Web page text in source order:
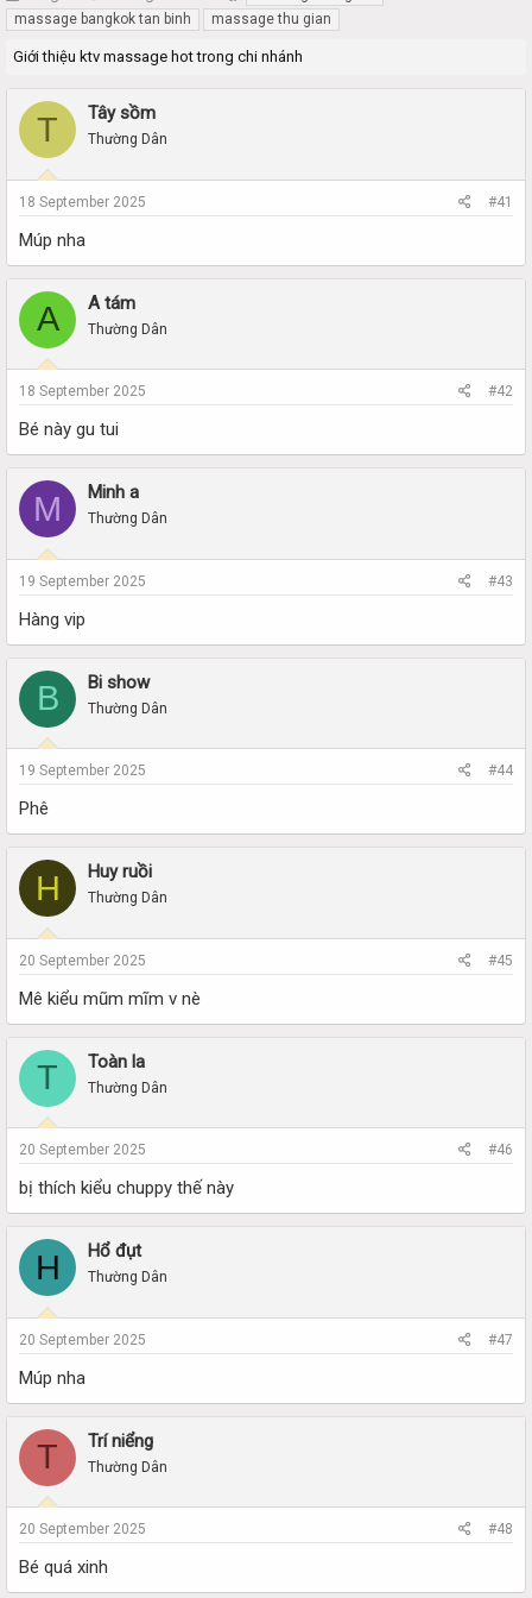
h
r
e
s
t
r
t
r
t
a
r
a
t
massage bangkok tan binh
massage thu gian
Giới thiệu ktv massage hot trong chi nhánh
T Tây sồm
Thường Dân
18 September 2025 #41
Múp nha
A A tám
Thường Dân
18 September 2025 #42
Bé này gu tui
M Minh a
Thường Dân
19 September 2025 #43
Hàng vip
B Bi show
Thường Dân
19 September 2025 #44
Phê
H Huy ruồi
Thường Dân
20 September 2025 #45
Mê kiểu mũm mĩm v nè
T Toàn la
Thường Dân
20 September 2025 #46
bị thích kiểu chuppy thế này
H Hổ đụt
Thường Dân
20 September 2025 #47
Múp nha
T Trí niểng
Thường Dân
20 September 2025 #48
Bé quá xinh